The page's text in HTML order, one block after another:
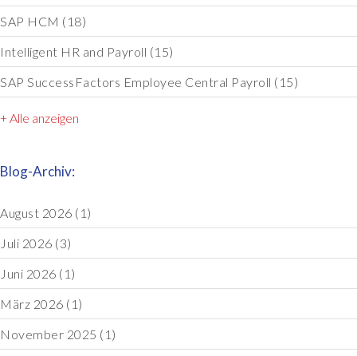
SAP HCM (18)
Intelligent HR and Payroll (15)
SAP SuccessFactors Employee Central Payroll (15)
+ Alle anzeigen
Blog-Archiv:
August 2026 (1)
Juli 2026 (3)
Juni 2026 (1)
März 2026 (1)
November 2025 (1)